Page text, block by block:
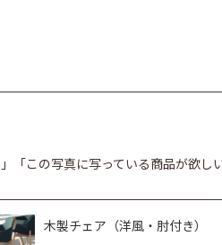
「この写真に写っている商品が欲
木製チェア（洋風・肘付き）